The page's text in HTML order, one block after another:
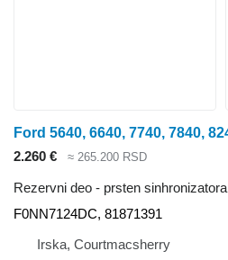
2.260 € ≈ 265.200 RSD
Rezervni deo - prsten sinhronizatora
F0NN7124DC, 81871391
Irska, Courtmacsherry